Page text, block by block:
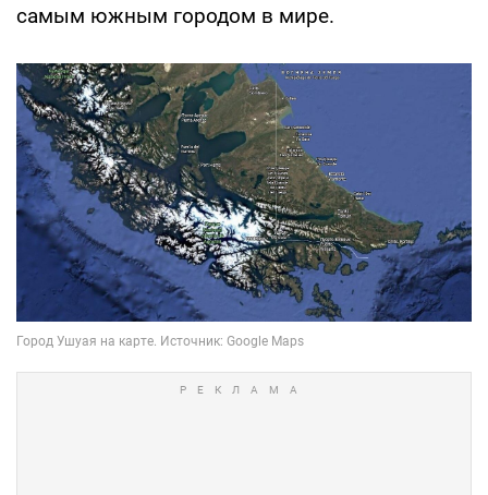
самым южным городом в мире.